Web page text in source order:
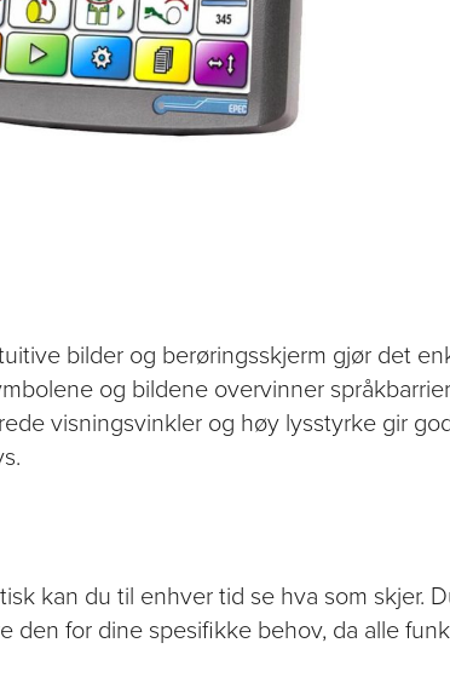
bilder og berøringsskjerm gjør det
og bildene overvinner
visningsvinkler og høy lysstyrke gir
kan du til enhver tid se hva som skjer.
den for dine spesifikke behov, da alle